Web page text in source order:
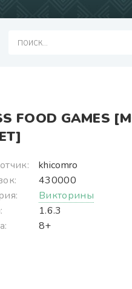
FOOD
khicomro
430000
Викторины
1.6.3
8+